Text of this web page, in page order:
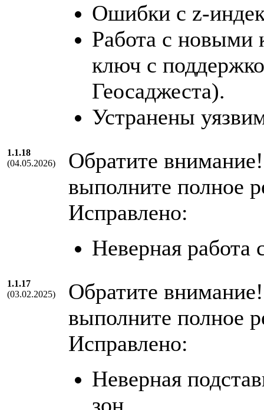
Ошибки с z-
Работа с новыми
ключ с
Геосаджеста).
Устранены
1.1.18
(04.05.2026)
Обратите
выполните полное
Исправлено:
Неверная работа
1.1.17
(03.02.2025)
Обратите
выполните полное
Исправлено:
Неверная
зон